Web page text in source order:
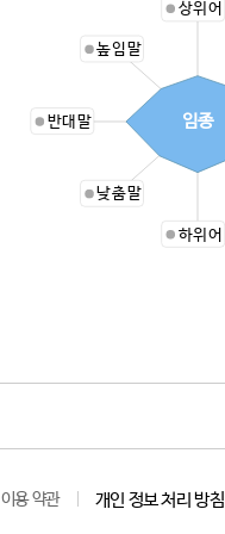
상위어
하위어
낮춤말
반대말
높임말
임종
이용 약관 개인 정보 처리 방침